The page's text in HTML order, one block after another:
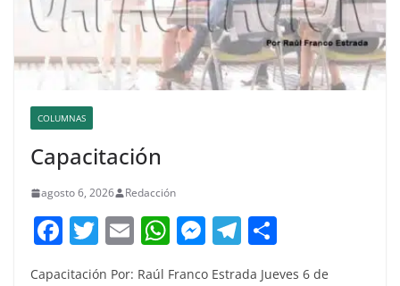
COLUMNAS
Capacitación
agosto 6, 2026 Redacción
F
a
T E
m
W M T
el
Capacitación Por: Raúl Franco Estrada Jueves 6 de